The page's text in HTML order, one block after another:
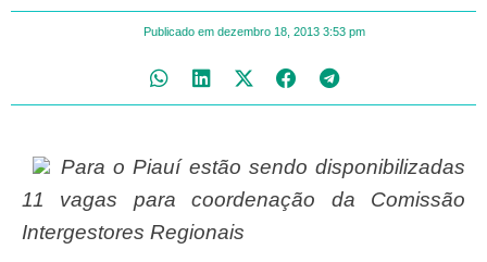
Publicado em dezembro 18, 2013 3:53 pm
Para o Piauí estão sendo disponibilizadas
11 vagas para coordenação da Comissão
Intergestores Regionais